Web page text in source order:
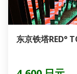
东京铁塔RED°